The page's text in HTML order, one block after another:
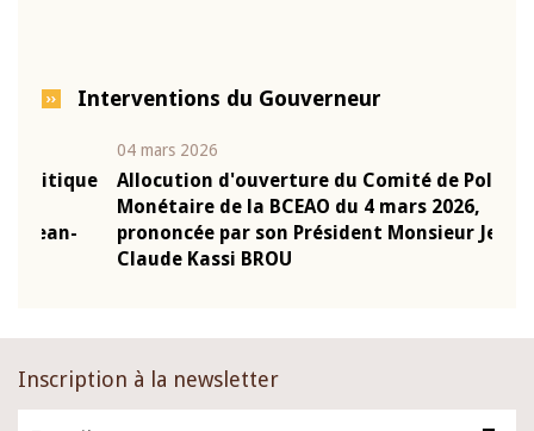
Interventions du Gouverneur
04 mars 2026
Allocution d'ouverture du Comité de Politique
Monétaire de la BCEAO du 4 mars 2026,
prononcée par son Président Monsieur Jean-
Claude Kassi BROU
Inscription à la newsletter